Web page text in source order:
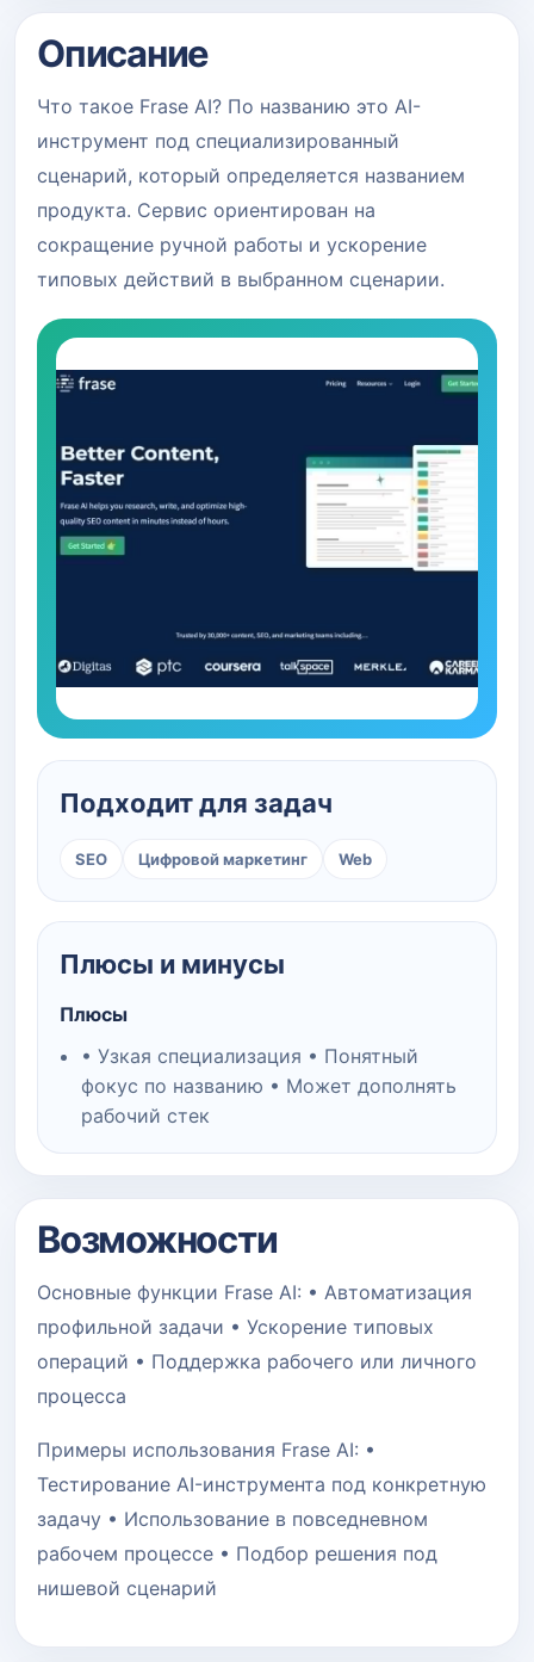
Описание
Что такое Frase AI? По названию это AI-
инструмент под специализированный
сценарий, который определяется названием
продукта. Сервис ориентирован на
сокращение ручной работы и ускорение
типовых действий в выбранном сценарии.
Подходит для задач
SEO Цифровой маркетинг Web
Плюсы и минусы
Плюсы
• Узкая специализация • Понятный
фокус по названию • Может дополнять
рабочий стек
Возможности
Основные функции Frase AI: • Автоматизация
профильной задачи • Ускорение типовых
операций • Поддержка рабочего или личного
процесса
Примеры использования Frase AI: •
Тестирование AI-инструмента под конкретную
задачу • Использование в повседневном
рабочем процессе • Подбор решения под
нишевой сценарий